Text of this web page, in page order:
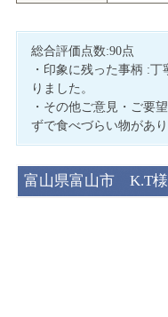
総合評価点数:90点
・印象に残った事柄 :
りました。
・その他ご意見・ご要
ずで食べづらい物があり
富山県富山市 K.T様